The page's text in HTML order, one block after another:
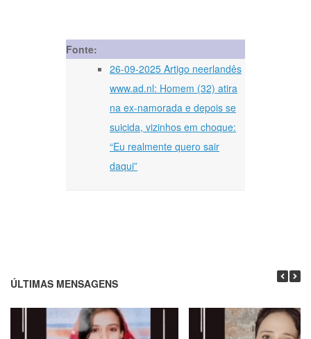
Fonte:
26-09-2025 Artigo neerlandês
www.ad.nl: Homem (32) atira
na ex-namorada e depois se
suicida, vizinhos em choque:
“Eu realmente quero sair
daqui”
ÚLTIMAS MENSAGENS